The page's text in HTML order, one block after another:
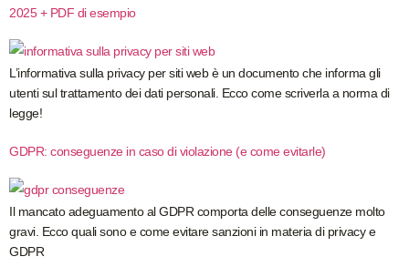
2025 + PDF di esempio
L’informativa sulla privacy per siti web è un documento che informa gli
utenti sul trattamento dei dati personali. Ecco come scriverla a norma di
legge!
GDPR: conseguenze in caso di violazione (e come evitarle)
Il mancato adeguamento al GDPR comporta delle conseguenze molto
gravi. Ecco quali sono e come evitare sanzioni in materia di privacy e
GDPR